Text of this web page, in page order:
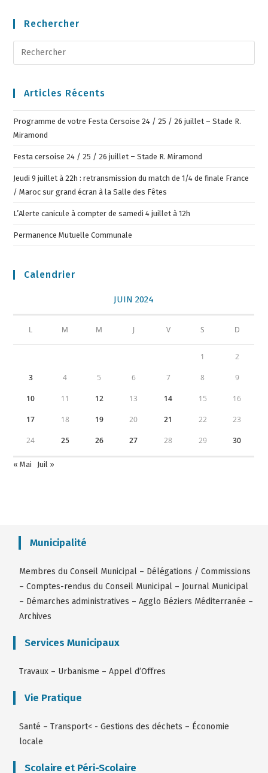
Rechercher
Articles Récents
Programme de votre Festa Cersoise 24 / 25 / 26 juillet – Stade R.
Miramond
Festa cersoise 24 / 25 / 26 juillet – Stade R. Miramond
Jeudi 9 juillet à 22h : retransmission du match de 1/4 de finale France
/ Maroc sur grand écran à la Salle des Fêtes
L’Alerte canicule à compter de samedi 4 juillet à 12h
Permanence Mutuelle Communale
Calendrier
JUIN 2024
L M M J V S D
1 2
3 4 5 6 7 8 9
10 11 12 13 14 15 16
17 18 19 20 21 22 23
24 25 26 27 28 29 30
« Mai Juil »
Municipalité
Membres du Conseil Municipal – Délégations / Commissions
–Comptes-rendus du Conseil Municipal – Journal Municipal
– Démarches administratives –Agglo Béziers Méditerranée –
Archives
Services Municipaux
Travaux – Urbanisme –Appel d’Offres
Vie Pratique
Santé –Transport< -Gestions des déchets – Économie
locale
Scolaire et Péri-Scolaire